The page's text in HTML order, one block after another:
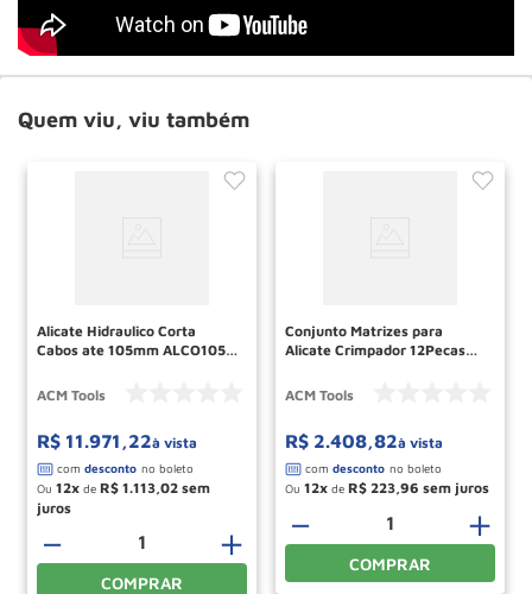
Quem viu, viu também
Alicate Hidraulico Corta
Cabos ate 105mm ALCO105-
ACM Tools
R$ 11.971 ,22à vista
Ou 12 de R$ 1.113 02
＋
－
COMPRAR
Conjunto Matrizes para
Alicate Crimpador 12Pecas
ACM Tools
R$ 2.408,82à vista
Ou 12 de R$ 223 96
＋
－
COMPRAR